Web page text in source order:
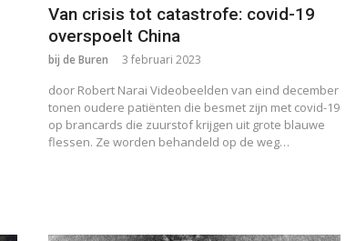
Van crisis tot catastrofe: covid-19
overspoelt China
bij de Buren 3 februari 2023
door Robert Narai Videobeelden van eind december
tonen oudere patiënten die besmet zijn met covid-19
op brancards die zuurstof krijgen uit grote blauwe
flessen. Ze worden behandeld op de weg…